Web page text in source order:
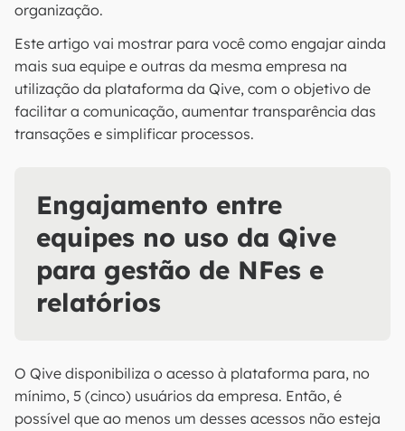
organização.
Este artigo vai mostrar para você como engajar ainda
mais sua equipe e outras da mesma empresa na
utilização da plataforma da Qive, com o objetivo de
facilitar a comunicação, aumentar transparência das
transações e simplificar processos.
Engajamento entre
equipes no uso da Qive
para gestão de NFes e
relatórios
O Qive disponibiliza o acesso à plataforma para, no
mínimo, 5 (cinco) usuários da empresa. Então, é
possível que ao menos um desses acessos não esteja